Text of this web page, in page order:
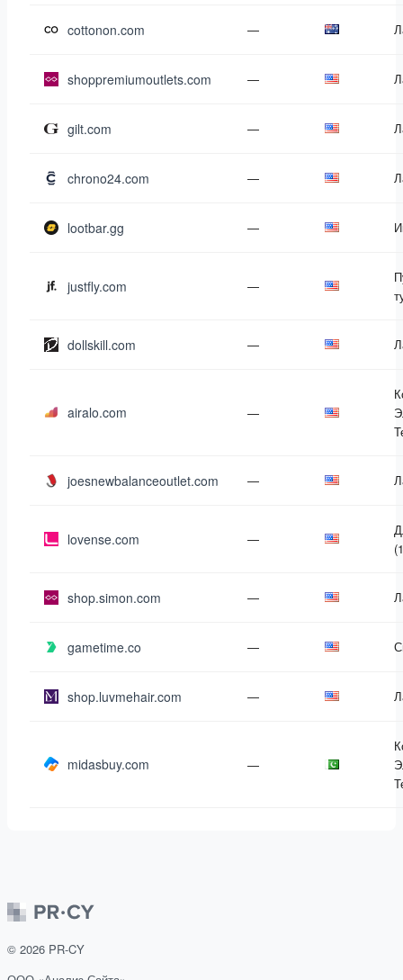
cottonon.com —
shoppremiumoutlets.com —
gilt.com —
chrono24.com —
lootbar.gg —
justfly.com —
dollskill.com —
airalo.com —
joesnewbalanceoutlet.com —
lovense.com —
shop.simon.com —
gametime.co —
shop.luvmehair.com —
midasbuy.com —
© 2026 PR-CY